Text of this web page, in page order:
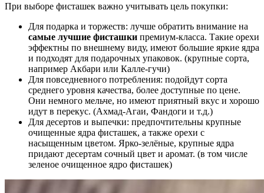
При выборе фисташек важно учитывать цель покупки:
Для подарка и торжеств: лучше обратить внимание на
самые лучшие фисташки премиум-класса. Такие орехи
эффектны по внешнему виду, имеют большие яркие ядра
и подходят для подарочных упаковок. (крупные сорта,
например Акбари или Калле-гучи)
Для повседневного потребления: подойдут сорта
среднего уровня качества, более доступные по цене.
Они немного мельче, но имеют приятный вкус и хорошо
идут в перекус. (Ахмад-Агаи, Фандоги и т.д.)
Для десертов и выпечки: предпочтительны крупные
очищенные ядра фисташек, а также орехи с
насыщенным цветом. Ярко-зелёные, крупные ядра
придают десертам сочный цвет и аромат. (в том числе
зеленое очищенное ядро фисташек)